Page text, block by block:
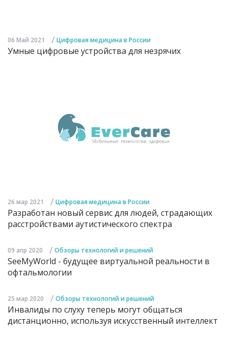
06 Май 2021 / Цифровая медицина в России
Умные цифровые устройства для незрячих
26 мар 2021 / Цифровая медицина в России
Разработан новый сервис для людей, страдающих
расстройствами аутистического спектра
09 апр 2020 / Обзоры технологий и решений
SeeMyWorld - будущее виртуальной реальности в
офтальмологии
25 мар 2020 / Обзоры технологий и решений
Инвалиды по слуху теперь могут общаться
дистанционно, используя искусственный интеллект